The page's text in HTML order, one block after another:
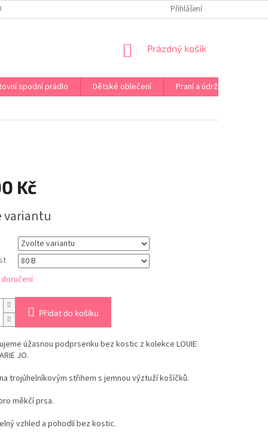
PRÁDLA NA MÍRU DOPRAVA A PLATBA ČR A EU
Přihlášení
NÁKUPNÍ
Prázdný košík
spodní prádlo Dětské oblečení Praní a údržba
Kč
variantu
Přidat do košíku
úžasnou podprsenku bez kostic z kolekce LOUIE
JO.
trojúhelníkovým střihem s jemnou výztuží košíčků.
měkčí prsa.
vzhled a pohodlí bez kostic.